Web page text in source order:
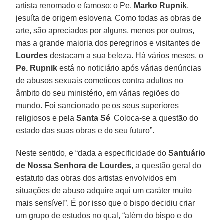
artista renomado e famoso: o Pe. Marko Rupnik,
jesuíta de origem eslovena. Como todas as obras de
arte, são apreciados por alguns, menos por outros,
mas a grande maioria dos peregrinos e visitantes de
Lourdes destacam a sua beleza. Há vários meses, o
Pe. Rupnik está no noticiário após várias denúncias
de abusos sexuais cometidos contra adultos no
âmbito do seu ministério, em várias regiões do
mundo. Foi sancionado pelos seus superiores
religiosos e pelaSanta Sé. Coloca-se a questão do
estado das suas obras e do seu futuro”.
Neste sentido, e “dada a especificidade doSantuário
de Nossa Senhora de Lourdes, a questão geral do
estatuto das obras dos artistas envolvidos em
situações de abuso adquire aqui um caráter muito
mais sensível”. É por isso que o bispo decidiu criar
um grupo de estudos no qual, “além do bispo e do